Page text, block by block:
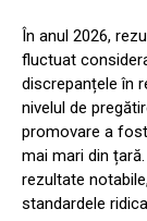
În anul 2026,
fluctuat
discrepanțele în
nivelul de
promovare a
mai mari din
rezultate
standardele